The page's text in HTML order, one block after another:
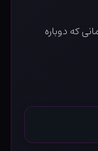
که دوباره